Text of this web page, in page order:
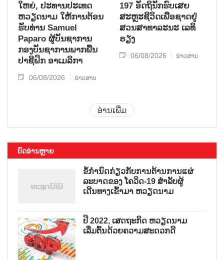
ໃຫຍ່, ປະ​ທານ​ປະ​ເທດ ​
ຫວຽດ​ນາມ ໃຫ້​ການ​ຕ້ອນ​
ຮັບ​ທ່ານ Samuel
Paparo ຜູ້​ບັນ​ຊາ​ການ
ກອງ​ບັນ​ຊາ​ການພາກ​ພື້ນ​
ປາ​ຊີ​ຟິກ ອາ​ເມ​ລິ​ກາ
06/08/2026 ຂ່າວສານ
197 ອັດ​ຖິ​ນັກ​ຮົບ​ເສຍ​
ສະຫຼະ​ຊີ​ວິດ​ເພື່ອ​ຊາດ​ຢູ່​
ສວນ​ສາ​ທາ​ລະ​ນະ ເລ​ທິ​
ຣຽງ
06/08/2026 ຂ່າວສານ
ອ່ານເພີ່ມ
ບົດອ່ານຫຼາຍ
ຂໍ້ກຳນົດກ່ຽວກັບການຕ້ານການແຜ່
ລະບາດຂອງ ໂຄວິດ-19 ສຳລັບຜູ້
ເດີນທາງເຂົ້າມາ ຫວຽດນາມ
ປີ 2022, ເສດຖະກິດ ຫວຽດນາມ
ເລີ່ມຕົ້ນດ້ວຍຄວາມສະດວກດີ